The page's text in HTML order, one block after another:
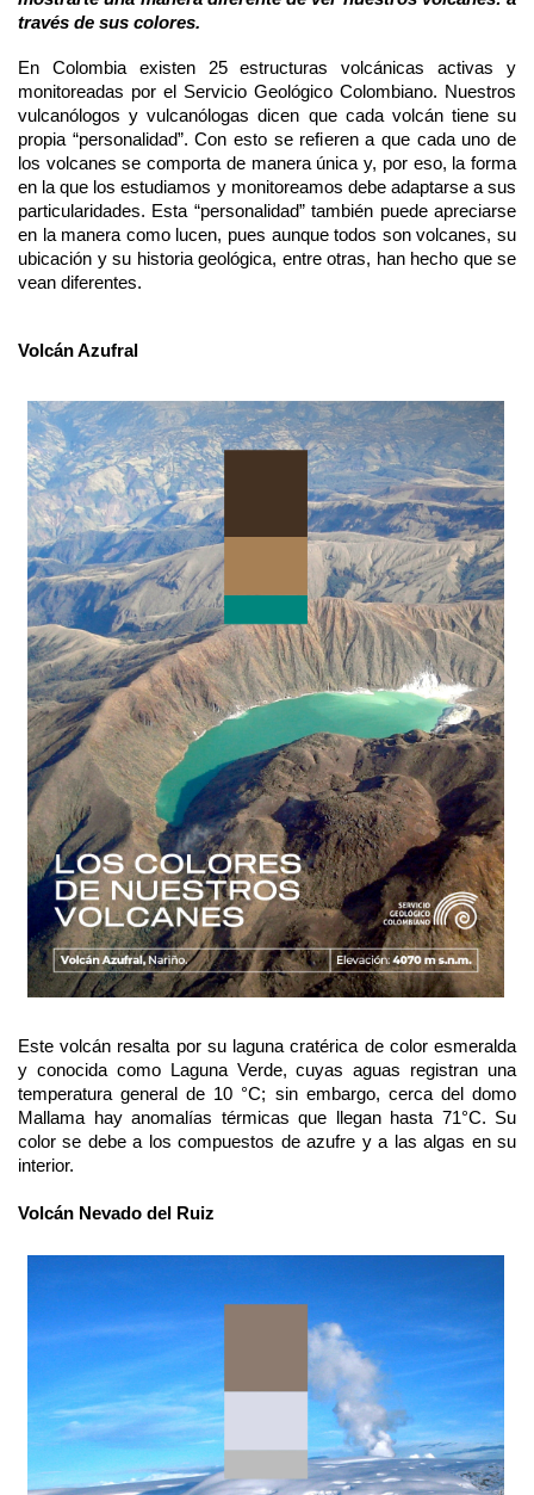
través de sus colores.
En Colombia existen 25 estructuras volcánicas activas y
monitoreadas por el Servicio Geológico Colombiano. Nuestros
vulcanólogos y vulcanólogas dicen que cada volcán tiene su
propia “personalidad”. Con esto se refieren a que cada uno de
los volcanes se comporta de manera única y, por eso, la forma
en la que los estudiamos y monitoreamos debe adaptarse a sus
particularidades. Esta “personalidad” también puede apreciarse
en la manera como lucen, pues aunque todos son volcanes, su
ubicación y su historia geológica, entre otras, han hecho que se
vean diferentes.
Volcán Azufral
Este volcán resalta por su laguna cratérica de color esmeralda
y conocida como Laguna Verde, cuyas aguas registran una
temperatura general de 10 °C; sin embargo, cerca del domo
Mallama hay anomalías térmicas que llegan hasta 71°C. Su
color se debe a los compuestos de azufre y a las algas en su
interior.
Volcán Nevado del Ruiz